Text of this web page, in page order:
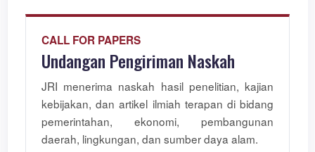
CALL FOR PAPERS
Undangan Pengiriman Naskah
JRI menerima naskah hasil penelitian, kajian
kebijakan, dan artikel ilmiah terapan di bidang
pemerintahan, ekonomi, pembangunan
daerah, lingkungan, dan sumber daya alam.